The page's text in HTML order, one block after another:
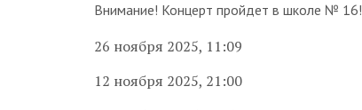
Внимание! Концерт пройдет в школе № 16!
26 ноября 2025, 11:09
12 ноября 2025, 21:00